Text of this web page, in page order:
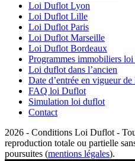
Loi Duflot Lyon
Loi Duflot Lille
Loi Duflot Paris
Loi Duflot Marseille
Loi Duflot Bordeaux
Programmes immobiliers
Loi duflot dans l’ancien
Date d’entrée en vigueur
FAQ loi Duflot
Simulation loi duflot
Contact
2026 - Conditions Loi Duflot -
reproduction totale ou partielle
poursuites (mentions légales).